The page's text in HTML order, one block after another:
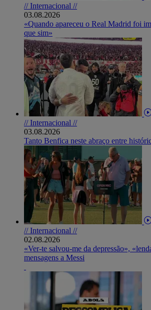
// Internacional //
03.08.2026
«Quando apareceu o Real Madrid foi
que sim»
// Internacional //
03.08.2026
Tanto Benfica neste abraço entre
// Internacional //
02.08.2026
«Ver-te salvou-me da depressão»,
mensagens a Messi